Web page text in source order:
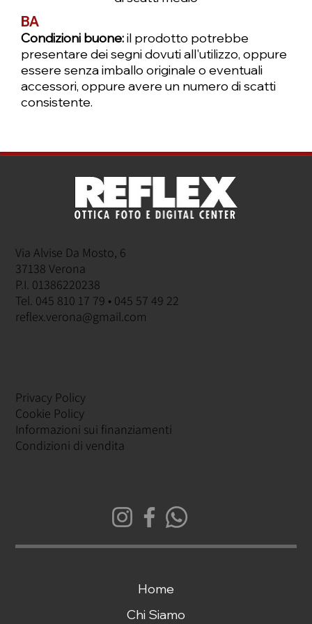
BA
Condizioni buone:il prodotto potrebbe
presentare dei segni dovuti all'utilizzo, oppure
essere senza imballo originale o eventuali
accessori, oppure avere un numero di scatti
consistente.
Via Alvise Da Mosto, 6
37138 Verona
P.I. 01386220238
Tel. 045 810 17 79 • 045 57 49 22
reflex.verona@gmail.com
Privacy Policy
Cookie Policy
Informazioni sui finanziamenti
Condizioni di vendita
Home
Chi Siamo